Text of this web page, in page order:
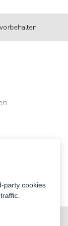
party cookies